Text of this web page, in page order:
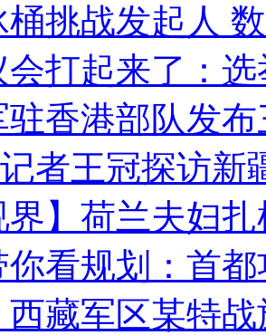
挑战发起人
会打起来了：
驻香港部队发
者王冠探访新
界】荷兰夫妇
你看规划：首
西藏军区某特